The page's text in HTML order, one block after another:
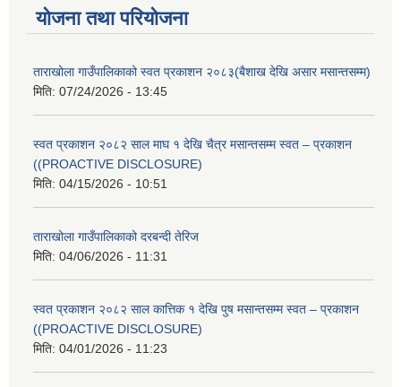
योजना तथा परियोजना
ताराखोला गाउँपालिकाको स्वत प्रकाशन २०८३(बैशाख देखि असार मसान्तसम्म)
मिति: 07/24/2026 - 13:45
स्वत प्रकाशन २०८२ साल माघ १ देखि चैत्र मसान्तसम्म स्वत – प्रकाशन
((PROACTIVE DISCLOSURE)
मिति: 04/15/2026 - 10:51
ताराखोला गाउँपालिकाको दरबन्दी तेरिज
मिति: 04/06/2026 - 11:31
स्वत प्रकाशन २०८२ साल कात्तिक १ देखि पुष मसान्तसम्म स्वत – प्रकाशन
((PROACTIVE DISCLOSURE)
मिति: 04/01/2026 - 11:23